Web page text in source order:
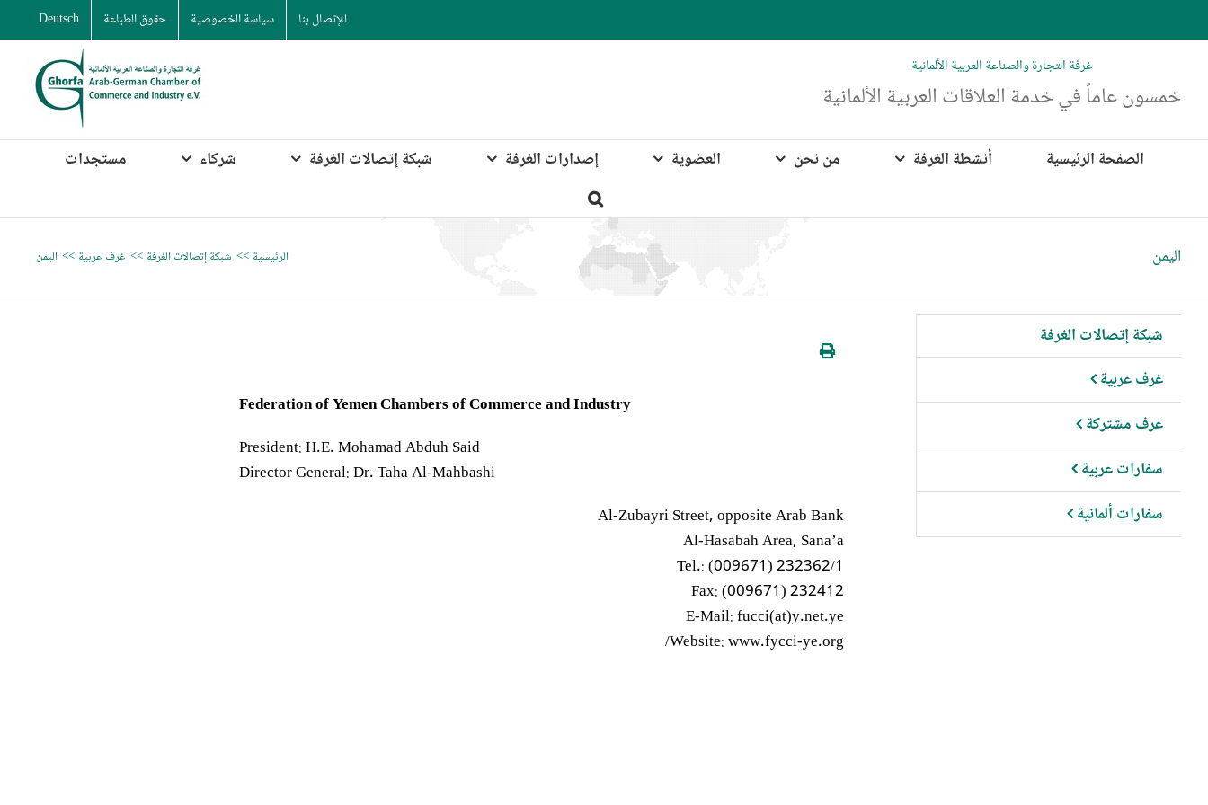
to
للإتصال بنا سياسة الخصوصية حقوق الطباعة Deutsch
غرفة التجارة والصناعة العربية الألمانية
خمسون عاماً في خدمة العلاقات العربية الألمانية
الصفحة الرئيسية أنشطة الغرفة من نحن العضوية إصدارات الغرفة شبكة إتصالات الغرفة شركاء مستجدات
اليمن الرئيسية شبكة إتصالات الغرفة غرف عربية اليمن
Federation of Yemen Chambers of Commerce and Industry
President: H.E. Mohamad Abduh Said
Director General: Dr. Taha Al-Mahbashi
Al-Zubayri Street, opposite Arab Bank
Al-Hasabah Area, Sana’a
Tel.: (009671) 232362/1
Fax: (009671) 232412
E-Mail: fucci(at)y.net.ye
Website: www.fycci-ye.org/
شبكة إتصالات الغرفة
غرف عربية
غرف مشتركة
سفارات عربية
سفارات ألمانية